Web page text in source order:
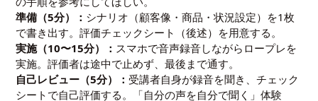
準備（5分）： シナリオ（顧客像・商品・状況設定）を1枚
で書き出す。評価チェックシート（後述）を用意する。
実施（10〜15分）： スマホで音声録音しながらロープレを
実施。評価者は途中で止めず、最後まで通す。
自己レビュー（5分）： 受講者自身が録音を聞き、チェック
シートで自己評価する。「自分の声を自分で聞く」体験